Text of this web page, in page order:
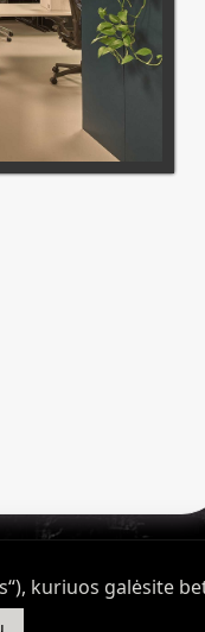
kuriuos galėsite